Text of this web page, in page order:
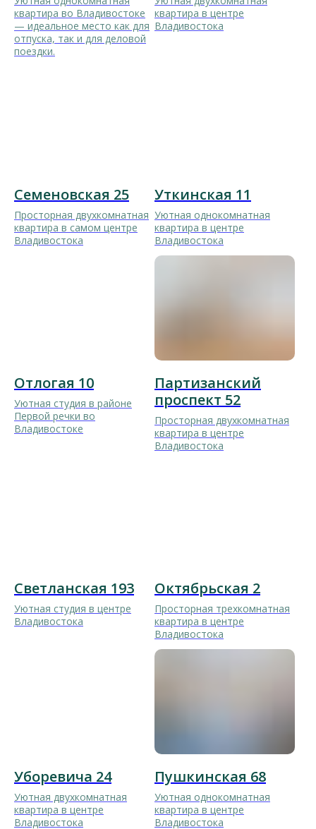
квартира во Владивостоке
— идеальное место как для
отпуска, так и для деловой
поездки.
квартира в центре
Владивостока
Семеновская 25
Просторная двухкомнатная
квартира в самом центре
Владивостока
Уткинская 11
Уютная однокомнатная
квартира в центре
Владивостока
Отлогая 10
Уютная студия в районе
Первой речки во
Владивостоке
Партизанский
проспект 52
Просторная двухкомнатная
квартира в центре
Владивостока
Светланская 193
Уютная студия в центре
Владивостока
Октябрьская 2
Просторная трехкомнатная
квартира в центре
Владивостока
Уборевича 24
Уютная двухкомнатная
квартира в центре
Владивостока
Пушкинская 68
Уютная однокомнатная
квартира в центре
Владивостока